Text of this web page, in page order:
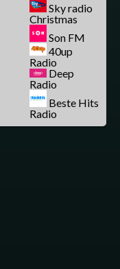
Sky radio
Christmas
Son FM
40up
Radio
Deep
Radio
Beste Hits
Radio